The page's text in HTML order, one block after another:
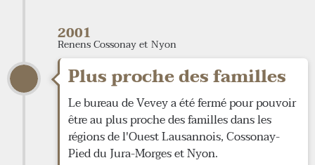
2001
Renens Cossonay et Nyon
Plus proche des familles
Le bureau de Vevey a été fermé pour pouvoir
être au plus proche des familles dans les
régions de l'Ouest Lausannois, Cossonay-
Pied du Jura-Morges et Nyon.